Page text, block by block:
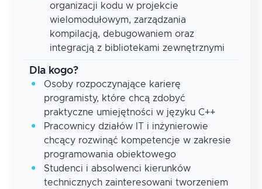
organizacji kodu w projekcie
wielomodułowym, zarządzania
kompilacją, debugowaniem oraz
integracją z bibliotekami zewnętrznymi
Dla kogo?
Osoby rozpoczynające karierę
programisty, które chcą zdobyć
praktyczne umiejętności w języku C++
Pracownicy działów IT i inżynierowie
chcący rozwinąć kompetencje w zakresie
programowania obiektowego
Studenci i absolwenci kierunków
technicznych zainteresowani tworzeniem